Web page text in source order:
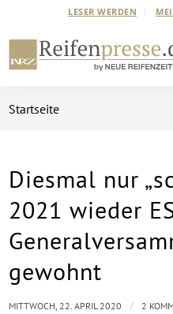
LESER WERDEN
Startseite
Diesmal nur
2021 wieder
gewohnt
MITTWOCH, 22. APRIL 2020 / 2
sagt:
sagt: